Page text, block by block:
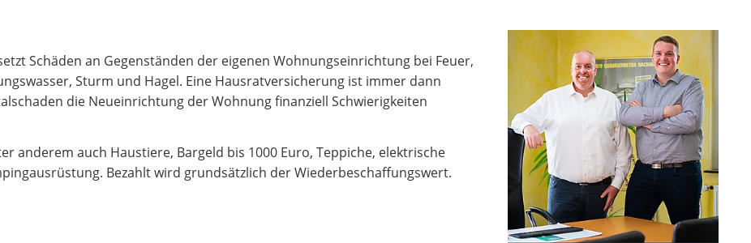
Schäden an Gegenständen der eigenen Wohnungseinrichtung bei Feuer,
Sturm und Hagel. Eine Hausratversicherung ist immer dann
die Neueinrichtung der Wohnung finanziell Schwierigkeiten
anderem auch Haustiere, Bargeld bis 1000 Euro, Teppiche, elektrische
Bezahlt wird grundsätzlich der Wiederbeschaffungswert.